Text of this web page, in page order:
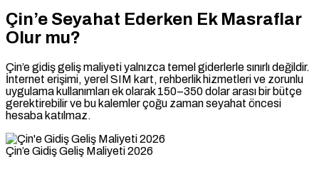
Çin’e Seyahat Ederken Ek Masraflar
Olur mu?
Çin’e gidiş geliş maliyeti yalnızca temel giderlerle sınırlı değildir.
İnternet erişimi, yerel SIM kart, rehberlik hizmetleri ve zorunlu
uygulama kullanımları ek olarak 150–350 dolar arası bir bütçe
gerektirebilir ve bu kalemler çoğu zaman seyahat öncesi
hesaba katılmaz.
Çin’e Gidiş Geliş Maliyeti 2026